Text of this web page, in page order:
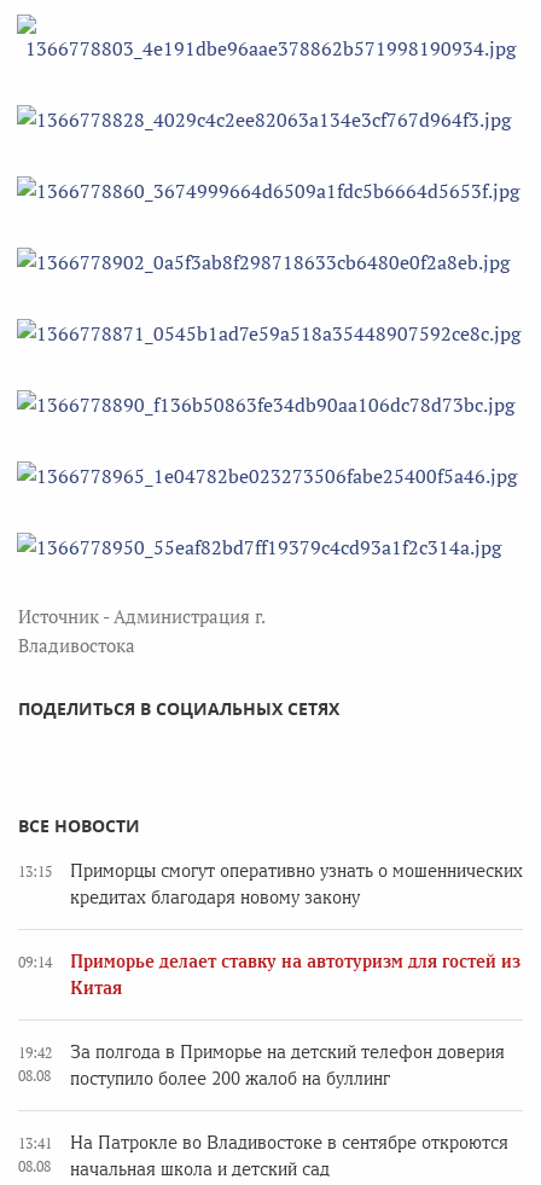
Источник - Администрация г.
Владивостока
ПОДЕЛИТЬСЯ В СОЦИАЛЬНЫХ СЕТЯХ
ВСЕ НОВОСТИ
13:15
Приморцы смогут оперативно узнать о мошеннических
кредитах благодаря новому закону
09:14
Приморье делает ставку на автотуризм для гостей из
Китая
19:42
08.08
За полгода в Приморье на детский телефон доверия
поступило более 200 жалоб на буллинг
13:41
08.08
На Патрокле во Владивостоке в сентябре откроются
начальная школа и детский сад